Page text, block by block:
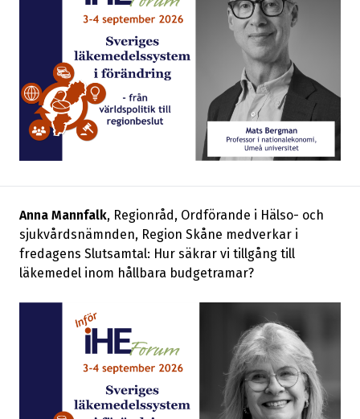
Anna Mannfalk, Regionråd, Ordförande i Hälso- och
sjukvårdsnämnden, Region Skåne medverkar i
fredagens Slutsamtal: Hur säkrar vi tillgång till
läkemedel inom hållbara budgetramar?